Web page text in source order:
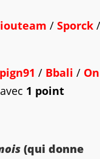
/ Sporck
/ Bbali /
avec 1 point
(qui donne